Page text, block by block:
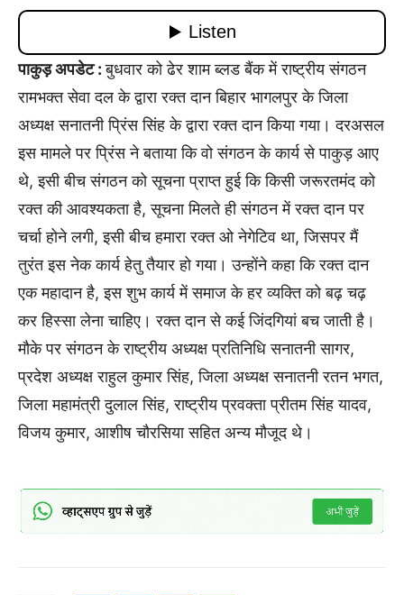
पाकुड़ अपडेट :बुधवार को ढेर शाम ब्लड बैंक में राष्ट्रीय संगठन
रामभक्त सेवा दल के द्वारा रक्त दान बिहार भागलपुर के जिला
अध्यक्ष सनातनी प्रिंस सिंह के द्वारा रक्त दान किया गया। दरअसल
इस मामले पर प्रिंस ने बताया कि वो संगठन के कार्य से पाकुड़ आए
थे, इसी बीच संगठन को सूचना प्राप्त हुई कि किसी जरूरतमंद को
रक्त की आवश्यकता है, सूचना मिलते ही संगठन में रक्त दान पर
चर्चा होने लगी, इसी बीच हमारा रक्त ओ नेगेटिव था, जिसपर मैं
तुरंत इस नेक कार्य हेतु तैयार हो गया। उन्होंने कहा कि रक्त दान
एक महादान है, इस शुभ कार्य में समाज के हर व्यक्ति को बढ़ चढ़
कर हिस्सा लेना चाहिए। रक्त दान से कई जिंदगियां बच जाती है।
मौके पर संगठन के राष्ट्रीय अध्यक्ष प्रतिनिधि सनातनी सागर,
प्रदेश अध्यक्ष राहुल कुमार सिंह, जिला अध्यक्ष सनातनी रतन भगत,
जिला महामंत्री दुलाल सिंह, राष्ट्रीय प्रवक्ता प्रीतम सिंह यादव,
विजय कुमार, आशीष चौरसिया सहित अन्य मौजूद थे।